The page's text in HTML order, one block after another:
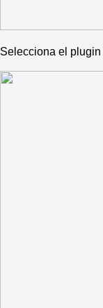
Selecciona el plugin